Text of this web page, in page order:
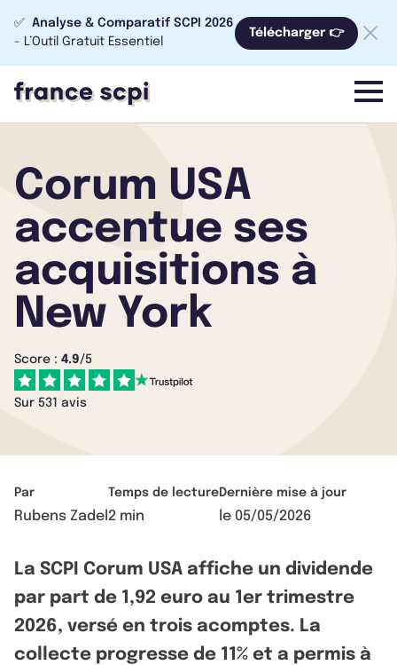
✅ Analyse & Comparatif SCPI 2026
- L’Outil Gratuit Essentiel
Télécharger 👉
menu
Corum USA
accentue ses
acquisitions à
New York
Score : 4.9/5
Sur 531 avis
Par
Rubens Zadel
Temps de lecture
2 min
Dernière mise à jour
le 05/05/2026
La SCPI Corum USA affiche un dividende
par part de 1,92 euro au 1er trimestre
2026, versé en trois acomptes. La
collecte progresse de 11% et a permis à